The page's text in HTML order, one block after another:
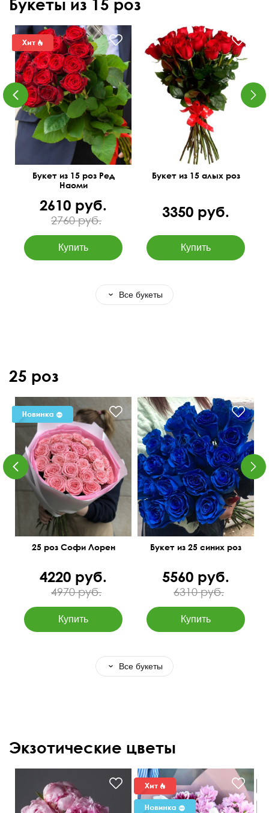
Букеты из 15 роз
50 см 30 см
Букет из 15 роз Ред
Наоми
2610 руб.
2760 руб.
Пластиковая или атласная
лента
60 см
35 см
Букет из 15 алых роз
3350 руб.
Все букеты
25 роз
25 роз Софи Лорен
4220 руб.
4970 руб.
Букет из 25 синих роз
5560 руб.
6310 руб.
Все букеты
Экзотические цветы